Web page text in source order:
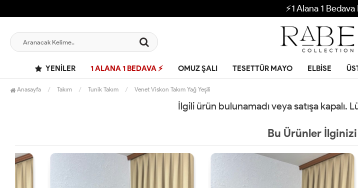
⚡1 Alana 1 Bedava
YENILER 1 ALANA 1 BEDAVA ⚡ OMUZ ŞALI TESETTÜR MAYO ELBISE
Anasayfa Takım Tunik Takım Venet Viskon Takım Yağ Yeşili
İlgili ürün bulunamadı veya satışa
Bu Ürünler